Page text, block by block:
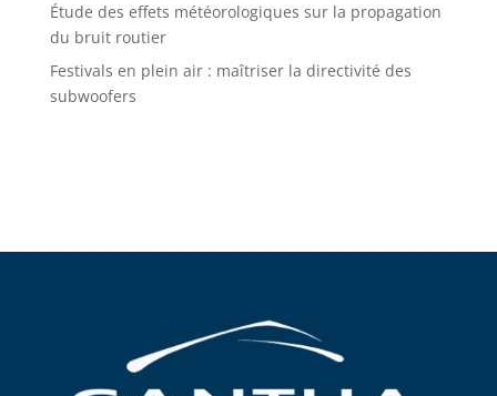
Étude des effets météorologiques sur la propagation
du bruit routier
Festivals en plein air : maîtriser la directivité des
subwoofers